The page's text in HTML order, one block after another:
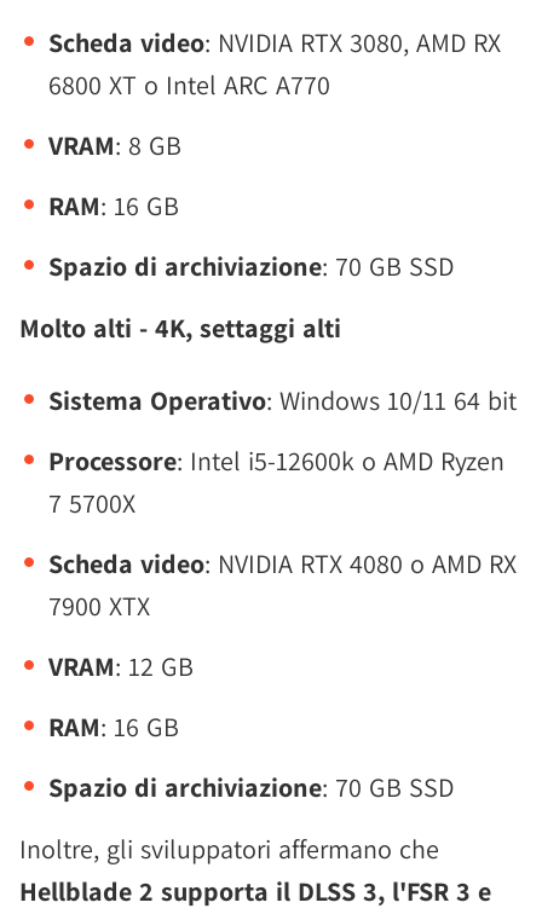
Scheda video: NVIDIA RTX 3080, AMD RX
6800 XT o Intel ARC A770
VRAM: 8 GB
RAM: 16 GB
Spazio di archiviazione: 70 GB SSD
Molto alti - 4K, settaggi alti
Sistema Operativo: Windows 10/11 64 bit
Processore: Intel i5-12600k o AMD Ryzen
7 5700X
Scheda video: NVIDIA RTX 4080 o AMD RX
7900 XTX
VRAM: 12 GB
RAM: 16 GB
Spazio di archiviazione: 70 GB SSD
Inoltre, gli sviluppatori affermano che
Hellblade 2 supporta il DLSS 3, l'FSR 3 e